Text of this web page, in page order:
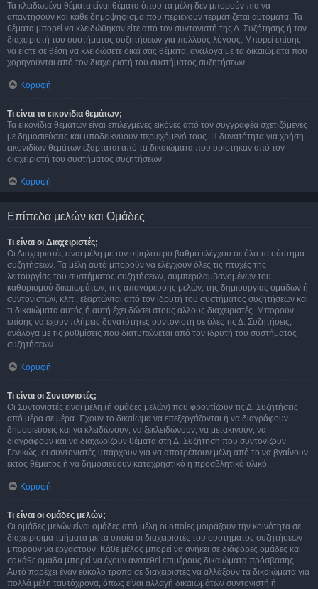
Τα κλειδωμένα θέματα είναι θέματα όπου τα μέλη δεν μπορούν πια να
απαντήσουν και κάθε δημοψήφισμα που περιέχουν τερματίζεται αυτόματα. Τα
θέματα μπορεί να κλειδώθηκαν είτε από τον συντονιστή της Δ. Συζήτησης ή τον
διαχειριστή του συστήματος συζητήσεων για πολλούς λόγους. Μπορεί επίσης
να είστε σε θέση να κλειδώσετε δικά σας θέματα, ανάλογα με τα δικαιώματα που
χορηγούνται από τον διαχειριστή του συστήματος συζητήσεων.
Κορυφή
Τι είναι τα εικονίδια θεμάτων;
Τα εικονίδια θεμάτων είναι επιλεγμένες εικόνες από τον συγγραφέα σχετιζόμενες
με δημοσιεύσεις και υποδεικνύουν περιεχόμενό τους. Η δυνατότητα για χρήση
εικονιδίων θεμάτων εξαρτάται από τα δικαιώματα που ορίστηκαν από τον
διαχειριστή του συστήματος συζητήσεων.
Κορυφή
Επίπεδα μελών και Ομάδες
Τι είναι οι Διαχειριστές;
Οι Διαχειριστές είναι μέλη με τον υψηλότερο βαθμό ελέγχου σε όλο το σύστημα
συζητήσεων. Τα μέλη αυτά μπορούν να ελέγχουν όλες τις πτυχές της
λειτουργίας του συστήματος συζητήσεων, συμπεριλαμβανομένων του
καθορισμού δικαιωμάτων, της απαγόρευσης μελών, της δημιουργίας ομάδων ή
συντονιστών, κλπ., εξαρτώνται από τον ιδρυτή του συστήματος συζητήσεων και
τι δικαιώματα αυτός ή αυτή έχει δώσει στους άλλους διαχειριστές. Μπορούν
επίσης να έχουν πλήρεις δυνατότητες συντονιστή σε όλες τις Δ. Συζητήσεις,
ανάλογα με τις ρυθμίσεις που διατυπώνεται από τον ιδρυτή του συστήματος
συζητήσεων.
Κορυφή
Τι είναι οι Συντονιστές;
Οι Συντονιστές είναι μέλη (ή ομάδες μελών) που φροντίζουν τις Δ. Συζητήσεις
από μέρα σε μέρα. Έχουν το δικαίωμα να επεξεργάζονται ή να διαγράφουν
δημοσιεύσεις και να κλειδώνουν, να ξεκλειδώνουν, να μετακινούν, να
διαγράφουν και να διαχωρίζουν θέματα στη Δ. Συζήτηση που συντονίζουν.
Γενικώς, οι συντονιστές υπάρχουν για να αποτρέπουν μέλη από το να βγαίνουν
εκτός θέματος ή να δημοσιεύουν καταχρηστικό ή προσβλητικό υλικό.
Κορυφή
Τι είναι οι ομάδες μελών;
Οι ομάδες μελών είναι ομάδες από μέλη οι οποίες μοιράζουν την κοινότητα σε
διαχειρίσιμα τμήματα με τα οποία οι διαχειριστές του συστήματος συζητήσεων
μπορούν να εργαστούν. Κάθε μέλος μπορεί να ανήκει σε διάφορες ομάδες και
σε κάθε ομάδα μπορεί να έχουν ανατεθεί επιμέρους δικαιώματα πρόσβασης.
Αυτό παρέχει έναν εύκολο τρόπο σε διαχειριστές να αλλάξουν τα δικαιώματα για
πολλά μέλη ταυτόχρονα, όπως είναι αλλαγή δικαιωμάτων συντονιστή ή